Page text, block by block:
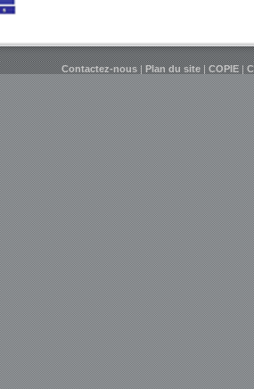
Contactez-nous|Plan du site|COPIE|